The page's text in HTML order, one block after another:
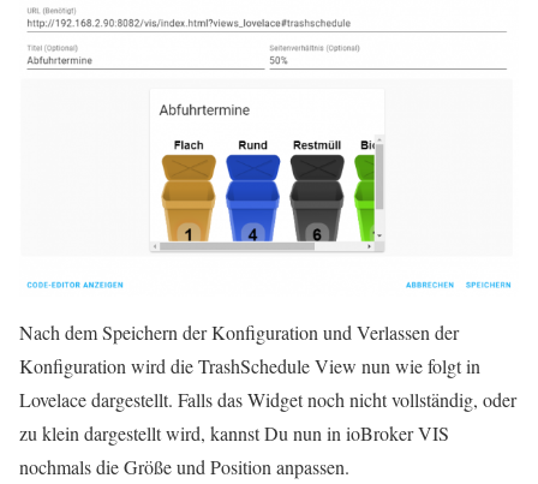
Nach dem Speichern der Konfiguration und Verlassen der
Konfiguration wird die TrashSchedule View nun wie folgt in
Lovelace dargestellt. Falls das Widget noch nicht vollständig, oder
zu klein dargestellt wird, kannst Du nun in ioBroker VIS
nochmals die Größe und Position anpassen.